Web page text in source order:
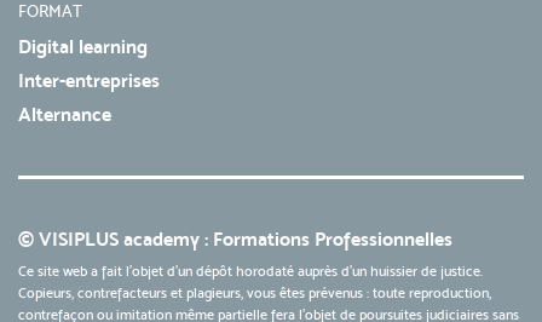
FORMAT
Digital learning
Inter-entreprises
Alternance
© VISIPLUS academy : Formations Professionnelles
Ce site web a fait l'objet d'un dépôt horodaté auprès d'un huissier de justice.
Copieurs, contrefacteurs et plagieurs, vous êtes prévenus : toute reproduction,
contrefaçon ou imitation même partielle fera l'objet de poursuites judiciaires sans